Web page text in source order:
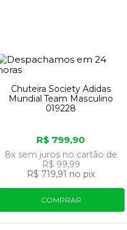
Chuteira Society Adidas
Mundial Team Masculino
019228
R$ 799,90
8x sem juros no cartão de
R$ 99,99
R$ 719,91 no pix
COMPRAR